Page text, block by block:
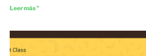
Leer más "